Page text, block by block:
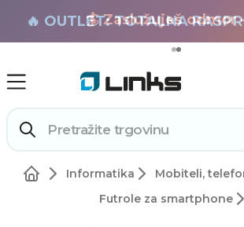
🏄 Zaslužuješ
🔥 OUTLET: TOTALNA
Informatika
Mobiteli,
Futrole za smartphone